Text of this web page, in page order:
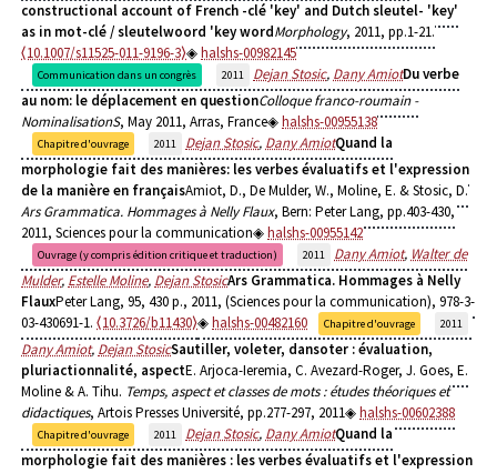
constructional account of French -clé 'key' and Dutch sleutel- 'key'
as in mot-clé / sleutelwoord 'key wordMorphology, 2011, pp.1-21.
⟨10.1007/s11525-011-9196-3⟩
halshs-00982145
Communication dans un congrès 2011 Dejan Stosic, Dany AmiotDu verbe
au nom: le déplacement en questionColloque franco-roumain -
NominalisationS, May 2011, Arras, France halshs-00955138
Chapitre d'ouvrage 2011 Dejan Stosic, Dany AmiotQuand la
morphologie fait des manières: les verbes évaluatifs et l'expression
de la manière en françaisAmiot, D., De Mulder, W., Moline, E. & Stosic, D.
Ars Grammatica. Hommages à Nelly Flaux, Bern: Peter Lang, pp.403-430,
2011, Sciences pour la communication
halshs-00955142
Ouvrage (y compris édition critique et traduction) 2011 Dany Amiot, Walter de
Mulder, Estelle Moline, Dejan StosicArs Grammatica. Hommages à Nelly
FlauxPeter Lang, 95, 430 p., 2011, (Sciences pour la communication), 978-3-
03-430691-1. ⟨10.3726/b11430⟩ halshs-00482160 Chapitre d'ouvrage 2011
Dany Amiot, Dejan StosicSautiller, voleter, dansoter : évaluation,
pluriactionnalité, aspectE. Arjoca-Ieremia, C. Avezard-Roger, J. Goes, E.
Moline & A. Tihu. Temps, aspect et classes de mots : études théoriques et
didactiques, Artois Presses Université, pp.277-297, 2011 halshs-00602388
Chapitre d'ouvrage 2011 Dejan Stosic, Dany AmiotQuand la
morphologie fait des manières : les verbes évaluatifs et l'expression